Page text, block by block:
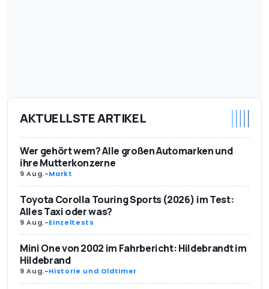
AKTUELLSTE ARTIKEL
Wer gehört wem? Alle großen Automarken und
ihre Mutterkonzerne
9 Aug.-Markt
Toyota Corolla Touring Sports (2026) im Test:
Alles Taxi oder was?
9 Aug.-Einzeltests
Mini One von 2002 im Fahrbericht: Hildebrandt im
Hildebrand
9 Aug.-Historie und Oldtimer